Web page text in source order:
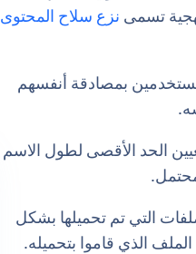
تسمى نزع سلاح المحتوى
بمصادقة أنفسهم
الحد الأقصى لطول الاسم
التي تم تحميلها بشكل
الذي قاموا بتحميله.